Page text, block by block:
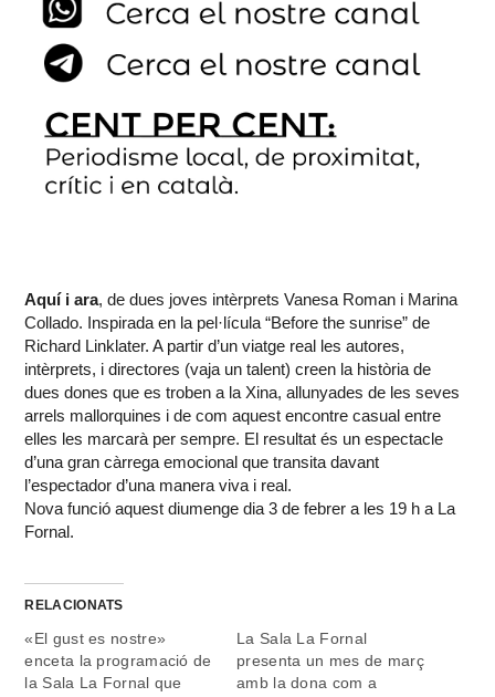
Aquí i ara, de dues joves intèrprets Vanesa Roman i Marina
Collado. Inspirada en la pel·lícula “Before the sunrise” de
Richard Linklater. A partir d’un viatge real les autores,
intèrprets, i directores (vaja un talent) creen la història de
dues dones que es troben a la Xina, allunyades de les seves
arrels mallorquines i de com aquest encontre casual entre
elles les marcarà per sempre. El resultat és un espectacle
d’una gran càrrega emocional que transita davant
l’espectador d’una manera viva i real.
Nova funció aquest diumenge dia 3 de febrer a les 19 h a La
Fornal.
RELACIONATS
«El gust es nostre»
enceta la programació de
la Sala La Fornal que
La Sala La Fornal
presenta un mes de març
amb la dona com a